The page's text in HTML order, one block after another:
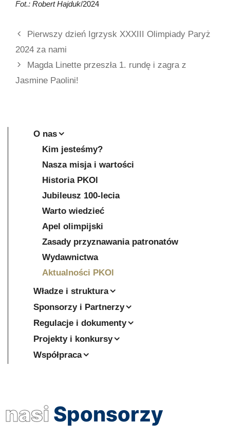
Fot.: Robert Hajduk/2024
Pierwszy dzień Igrzysk XXXIII Olimpiady Paryż
2024 za nami
Magda Linette przeszła 1. rundę i zagra z
Jasmine Paolini!
O nas
Kim jesteśmy?
Nasza misja i wartości
Historia PKOl
Jubileusz 100-lecia
Warto wiedzieć
Apel olimpijski
Zasady przyznawania patronatów
Wydawnictwa
Aktualności PKOl
Władze i struktura
Sponsorzy i Partnerzy
Regulacje i dokumenty
Projekty i konkursy
Współpraca
nasi Sponsorzy